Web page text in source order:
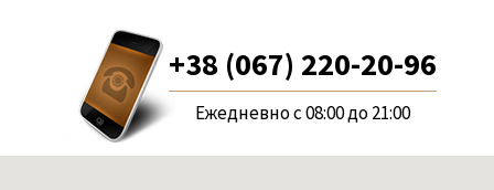
+38 (067) 220-20-96
Ежедневно с 08:00 до 21:00